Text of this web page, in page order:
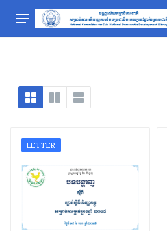
LETTER